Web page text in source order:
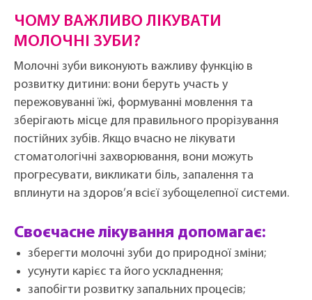
ЧОМУ ВАЖЛИВО ЛІКУВАТИ
МОЛОЧНІ ЗУБИ?
Молочні зуби виконують важливу функцію в
розвитку дитини: вони беруть участь у
пережовуванні їжі, формуванні мовлення та
зберігають місце для правильного прорізування
постійних зубів. Якщо вчасно не лікувати
стоматологічні захворювання, вони можуть
прогресувати, викликати біль, запалення та
вплинути на здоров’я всієї зубощелепної системи.
Своєчасне лікування допомагає:
зберегти молочні зуби до природної зміни;
усунути карієс та його ускладнення;
запобігти розвитку запальних процесів;